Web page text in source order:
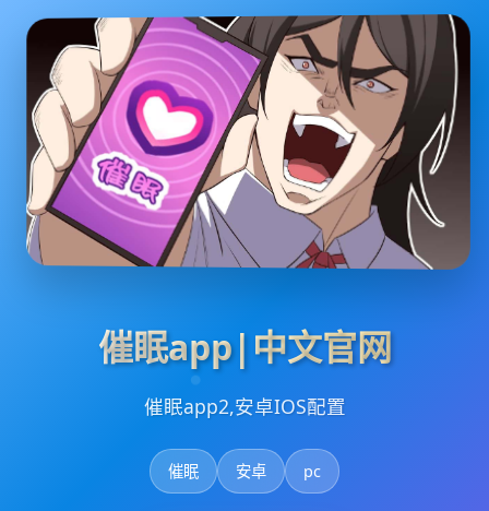
催眠app|中文官网
催眠app2,安卓IOS配置
催眠 安卓 pc